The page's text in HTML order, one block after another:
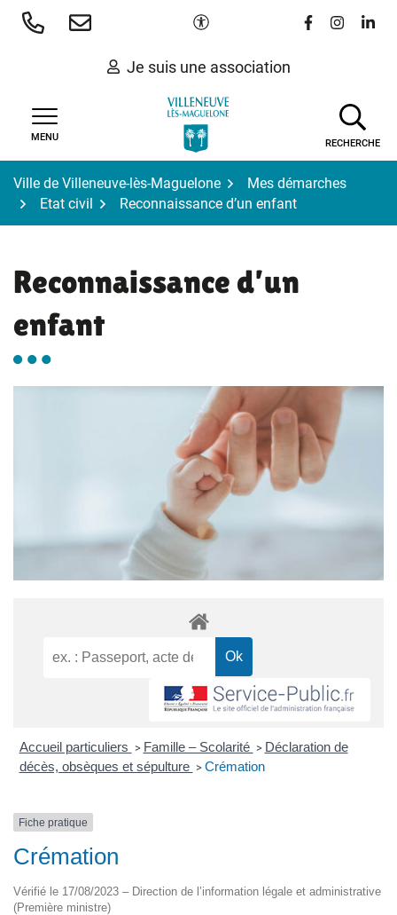
Aller
Paramètres d'accessibilité
Lien vers le
Lien vers
Lien
Je suis une association
MENU
RECHERCHE
Ville de Villeneuve-lès-Maguelone
Mes démarches
Etat civil
Reconnaissance d’un enfant
Reconnaissance d’un
enfant
Accueil particuliers > Famille – Scolarité > Déclaration de
décès, obsèques et sépulture > Crémation
Fiche pratique
Crémation
Vérifié le 17/08/2023 – Direction de l’information légale et administrative
(Première ministre)